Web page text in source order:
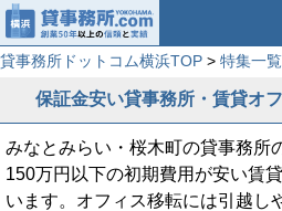
貸事務所ドットコム横浜TOP > 特集一覧
保証金安い貸事務所・賃貸オ
みなとみらい・桜木町の貸事務所
150万円以下の初期費用が安い賃
います。オフィス移転には引越し